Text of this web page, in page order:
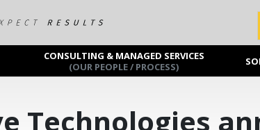
CONSULTING & MANAGED SERVICES
(OUR PEOPLE / PROCESS)
Technologies